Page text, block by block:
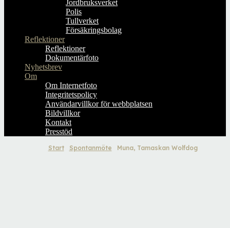
Jordbruksverket
Polis
Tullverket
Försäkringsbolag
Reflektioner
Reflektioner
Dokumentärfoto
Nyhetsbrev
Om
Om Internetfoto
Integritetspolicy
Användarvillkor för webbplatsen
Bildvillkor
Kontakt
Presstöd
Start Spontanmöte Muna, Tamaskan Wolfdog